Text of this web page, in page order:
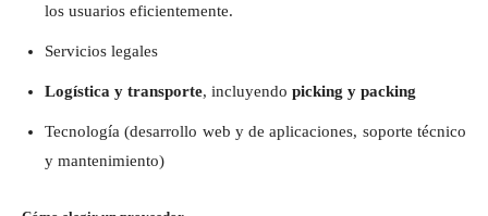
los usuarios eficientemente.
Servicios legales
Logística y transporte, incluyendo picking y packing
Tecnología (desarrollo web y de aplicaciones, soporte técnico
y mantenimiento)